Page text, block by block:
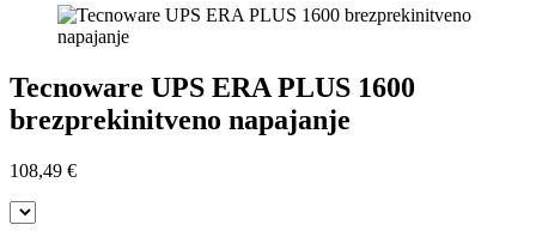
Tecnoware UPS ERA PLUS 1600
brezprekinitveno napajanje
108,49 €